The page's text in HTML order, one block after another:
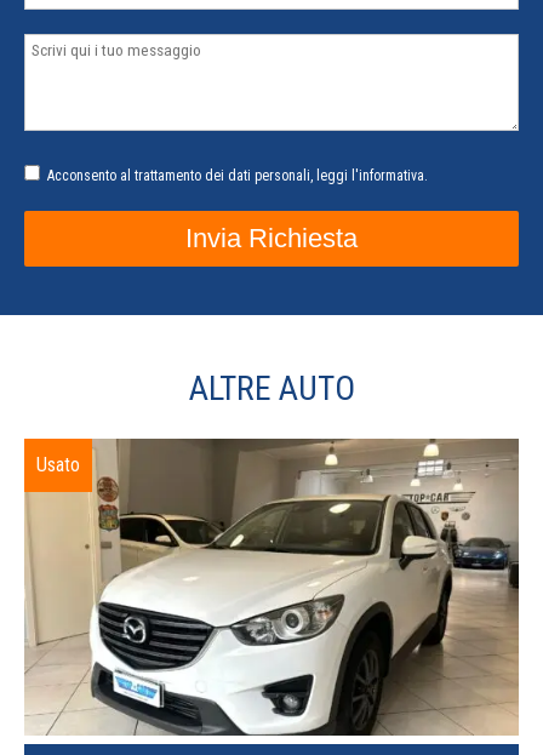
Acconsento al trattamento dei dati personali, leggi l'informativa
ALTRE AUTO
Usato